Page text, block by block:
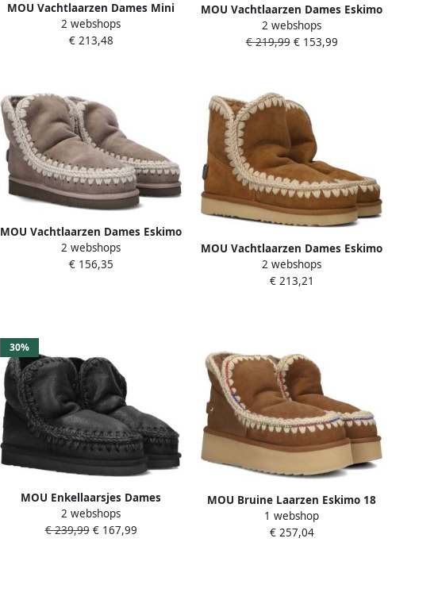
MOU Vachtlaarzen Dames Mini
Eskimo Platform Boot Maat: 39
Materiaal: Suède Kleur: Beige
2 webshops
€ 213,48
MOU Vachtlaarzen Dames Eskimo
18 Glitter Logo Maat: 40
Materiaal: Suède Kleur: Groen
2 webshops
€ 219,99€ 153,99
MOU Vachtlaarzen Dames Eskimo
18 Glitter Logo Maat: 39
Materiaal: Suède Kleur: Grijs
2 webshops
€ 156,35
MOU Vachtlaarzen Dames Eskimo
18 Glitter Logo Maat: 36
Materiaal: Suède Kleur: Cognac
2 webshops
€ 213,21
30%
MOU Enkellaarsjes Dames
Pantoffels Damesschoenen Suède
Eskimo18 Zwart
2 webshops
€ 239,99€ 167,99
MOU Bruine Laarzen Eskimo 18
Platform Rhinestones
1 webshop
€ 257,04